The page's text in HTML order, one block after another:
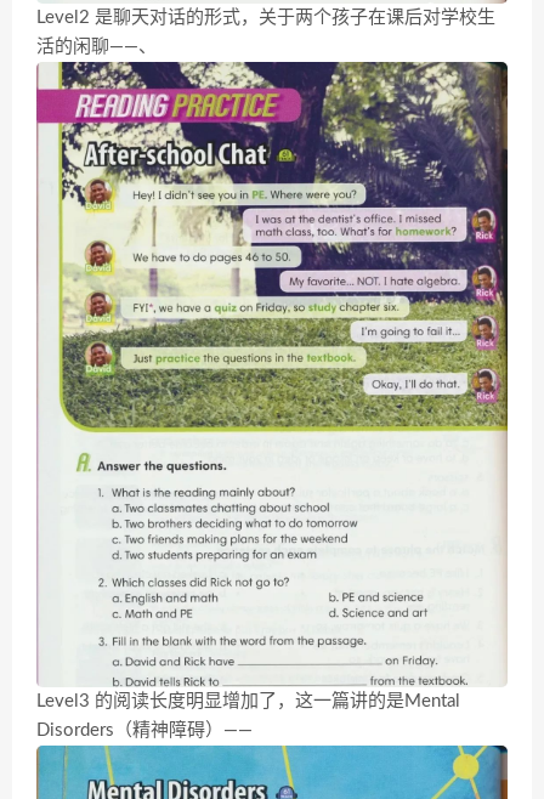
Level2 是聊天对话的形式，关于两个孩子在课后对学校生
活的闲聊——、
Level3 的阅读长度明显增加了，这一篇讲的是Mental
Disorders（精神障碍）——